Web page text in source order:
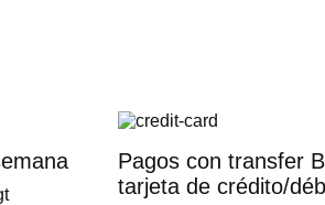
Pagos con transfer
tarjeta de crédito/